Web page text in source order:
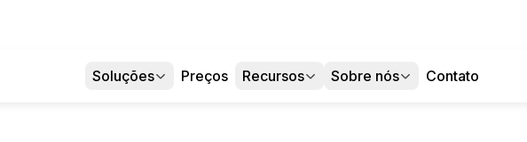
Soluções Preços Recursos Sobre nós Contato